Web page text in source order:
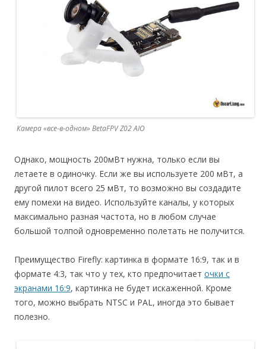
Камера «все-в-одном» BetaFPV Z02 AIO
Однако, мощность 200мВт нужна, только если вы
летаете в одиночку. Если же вы используете 200 мВт, а
другой пилот всего 25 мВт, то возможно вы создадите
ему помехи на видео. Используйте каналы, у которых
максимально разная частота, но в любом случае
большой толпой одновременно полетать не получится.
Преимущество Firefly: картинка в формате 16:9, так и в
формате 4:3, так что у тех, кто предпочитает очки с
экранами 16:9, картинка не будет искаженной. Кроме
того, можно выбрать NTSC и PAL, иногда это бывает
полезно.